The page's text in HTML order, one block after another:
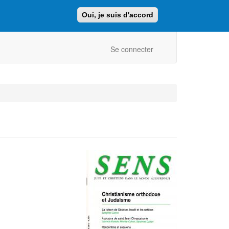
Oui, je suis d'accord
Retour au site ajcf.fr
Se connecter